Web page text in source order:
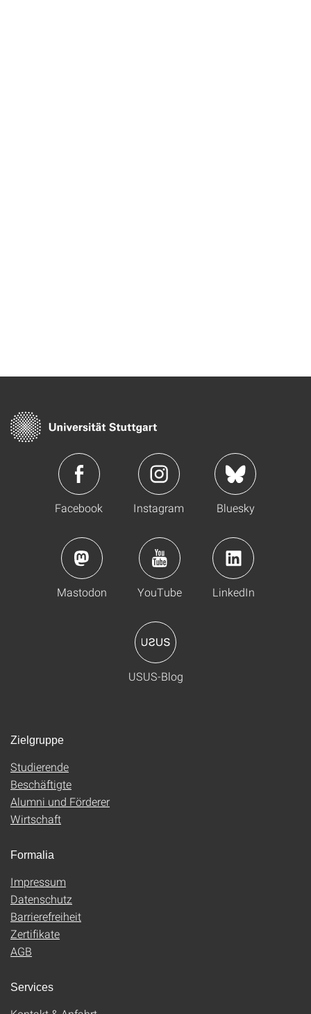
Facebook Instagram Bluesky
Mastodon YouTube LinkedIn
USUS-Blog
Zielgruppe
Studierende
Beschäftigte
Alumni und Förderer
Wirtschaft
Formalia
Impressum
Datenschutz
Barrierefreiheit
Zertifikate
AGB
Services